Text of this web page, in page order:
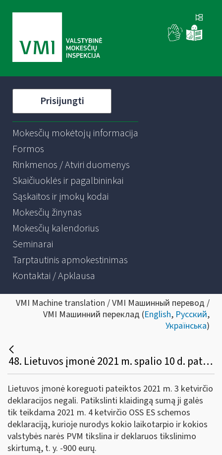
Prisijungti
Mokesčių mokėtojų informacija
Formos
Rinkmenos / Atviri duomenys
Skaičiuoklės ir pagalbininkai
Sąskaitos ir įmokų kodai
Mokesčių žinynas
Mokesčių kalendorius
Seminarai
Tarptautinis apmokestinimas
Kontaktai / Apklausa
VMI Machine translation / VMI Машинный перевод /
VMI Машинний переклад (English, Русский,
Українська)
48. Lietuvos įmonė 2021 m. spalio 10 d. pateikė OSS ES schemos 2021 m. 3 ketvirčio deklaraciją. 2021 m. spalio 15 d. Lietuvos įmonė pastebėjo, jog deklaracijoje padarė klaidą, vietoje 100 eurų, nurodydama 1000 eurų. Kaip ir kada Lietuvos įmonė gali patikslinti deklaraciją?
Lietuvos įmonė koreguoti pateiktos 2021 m. 3 ketvirčio
deklaracijos negali. Patikslinti klaidingą sumą ji galės
tik teikdama 2021 m. 4 ketvirčio OSS ES schemos
deklaraciją, kurioje nurodys kokio laikotarpio ir kokios
valstybės narės PVM tikslina ir deklaruos tikslinimo
skirtumą, t. y. -900 eurų.